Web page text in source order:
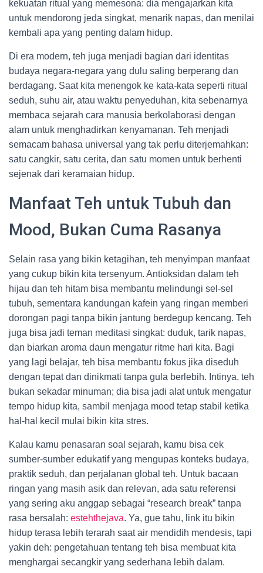
kekuatan ritual yang memesona: dia mengajarkan kita
untuk mendorong jeda singkat, menarik napas, dan menilai
kembali apa yang penting dalam hidup.
Di era modern, teh juga menjadi bagian dari identitas
budaya negara-negara yang dulu saling berperang dan
berdagang. Saat kita menengok ke kata-kata seperti ritual
seduh, suhu air, atau waktu penyeduhan, kita sebenarnya
membaca sejarah cara manusia berkolaborasi dengan
alam untuk menghadirkan kenyamanan. Teh menjadi
semacam bahasa universal yang tak perlu diterjemahkan:
satu cangkir, satu cerita, dan satu momen untuk berhenti
sejenak dari keramaian hidup.
Manfaat Teh untuk Tubuh dan
Mood, Bukan Cuma Rasanya
Selain rasa yang bikin ketagihan, teh menyimpan manfaat
yang cukup bikin kita tersenyum. Antioksidan dalam teh
hijau dan teh hitam bisa membantu melindungi sel-sel
tubuh, sementara kandungan kafein yang ringan memberi
dorongan pagi tanpa bikin jantung berdegup kencang. Teh
juga bisa jadi teman meditasi singkat: duduk, tarik napas,
dan biarkan aroma daun mengatur ritme hari kita. Bagi
yang lagi belajar, teh bisa membantu fokus jika diseduh
dengan tepat dan dinikmati tanpa gula berlebih. Intinya, teh
bukan sekadar minuman; dia bisa jadi alat untuk mengatur
tempo hidup kita, sambil menjaga mood tetap stabil ketika
hal-hal kecil mulai bikin kita stres.
Kalau kamu penasaran soal sejarah, kamu bisa cek
sumber-sumber edukatif yang mengupas konteks budaya,
praktik seduh, dan perjalanan global teh. Untuk bacaan
ringan yang masih asik dan relevan, ada satu referensi
yang sering aku anggap sebagai “research break” tanpa
rasa bersalah: estehthejava. Ya, gue tahu, link itu bikin
hidup terasa lebih terarah saat air mendidih mendesis, tapi
yakin deh: pengetahuan tentang teh bisa membuat kita
menghargai secangkir yang sederhana lebih dalam.